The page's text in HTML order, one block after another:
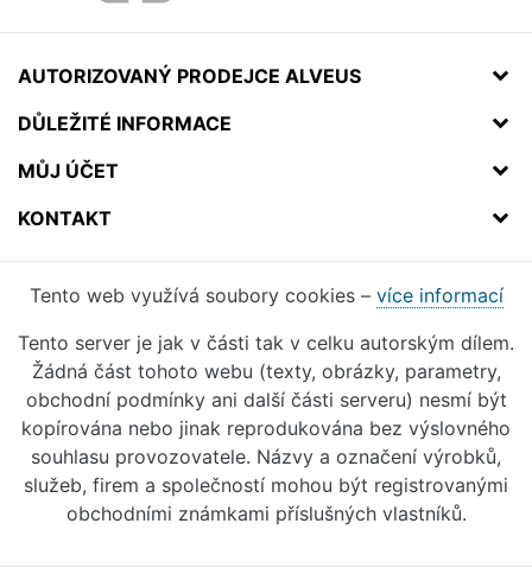
AUTORIZOVANÝ PRODEJCE ALVEUS
DŮLEŽITÉ INFORMACE
MŮJ ÚČET
KONTAKT
Tento web využívá soubory cookies – více informací
Tento server je jak v části tak v celku autorským dílem.
Žádná část tohoto webu (texty, obrázky, parametry,
obchodní podmínky ani další části serveru) nesmí být
kopírována nebo jinak reprodukována bez výslovného
souhlasu provozovatele. Názvy a označení výrobků,
služeb, firem a společností mohou být registrovanými
obchodními známkami příslušných vlastníků.